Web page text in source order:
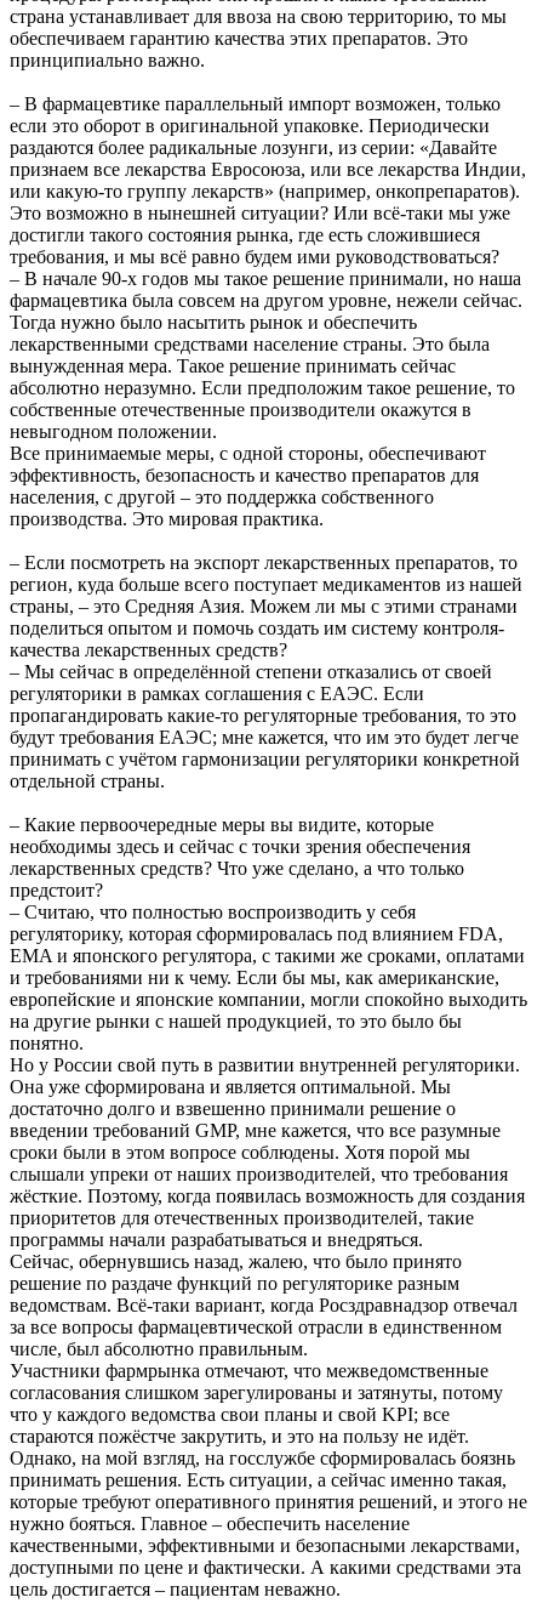
страна устанавливает для ввоза на свою территорию, то мы
обеспечиваем гарантию качества этих препаратов. Это
принципиально важно.
– В фармацевтике параллельный импорт возможен, только
если это оборот в оригинальной упаковке. Периодически
раздаются более радикальные лозунги, из серии: «Давайте
признаем все лекарства Евросоюза, или все лекарства Индии,
или какую-то группу лекарств» (например, онкопрепаратов).
Это возможно в нынешней ситуации? Или всё-таки мы уже
достигли такого состояния рынка, где есть сложившиеся
требования, и мы всё равно будем ими руководствоваться?
– В начале 90-х годов мы такое решение принимали, но наша
фармацевтика была совсем на другом уровне, нежели сейчас.
Тогда нужно было насытить рынок и обеспечить
лекарственными средствами население страны. Это была
вынужденная мера. Такое решение принимать сейчас
абсолютно неразумно. Если предположим такое решение, то
собственные отечественные производители окажутся в
невыгодном положении.
Все принимаемые меры, с одной стороны, обеспечивают
эффективность, безопасность и качество препаратов для
населения, с другой – это поддержка собственного
производства. Это мировая практика.
– Если посмотреть на экспорт лекарственных препаратов, то
регион, куда больше всего поступает медикаментов из нашей
страны, – это Средняя Азия. Можем ли мы с этими странами
поделиться опытом и помочь создать им систему контроля-
качества лекарственных средств?
– Мы сейчас в определённой степени отказались от своей
регуляторики в рамках соглашения с ЕАЭС. Если
пропагандировать какие-то регуляторные требования, то это
будут требования ЕАЭС; мне кажется, что им это будет легче
принимать с учётом гармонизации регуляторики конкретной
отдельной страны.
– Какие первоочередные меры вы видите, которые
необходимы здесь и сейчас с точки зрения обеспечения
лекарственных средств? Что уже сделано, а что только
предстоит?
– Считаю, что полностью воспроизводить у себя
регуляторику, которая сформировалась под влиянием FDA,
EMA и японского регулятора, с такими же сроками, оплатами
и требованиями ни к чему. Если бы мы, как американские,
европейские и японские компании, могли спокойно выходить
на другие рынки с нашей продукцией, то это было бы
понятно.
Но у России свой путь в развитии внутренней регуляторики.
Она уже сформирована и является оптимальной. Мы
достаточно долго и взвешенно принимали решение о
введении требований GMP, мне кажется, что все разумные
сроки были в этом вопросе соблюдены. Хотя порой мы
слышали упреки от наших производителей, что требования
жёсткие. Поэтому, когда появилась возможность для создания
приоритетов для отечественных производителей, такие
программы начали разрабатываться и внедряться.
Сейчас, обернувшись назад, жалею, что было принято
решение по раздаче функций по регуляторике разным
ведомствам. Всё-таки вариант, когда Росздравнадзор отвечал
за все вопросы фармацевтической отрасли в единственном
числе, был абсолютно правильным.
Участники фармрынка отмечают, что межведомственные
согласования слишком зарегулированы и затянуты, потому
что у каждого ведомства свои планы и свой KPI; все
стараются пожёстче закрутить, и это на пользу не идёт.
Однако, на мой взгляд, на госслужбе сформировалась боязнь
принимать решения. Есть ситуации, а сейчас именно такая,
которые требуют оперативного принятия решений, и этого не
нужно бояться. Главное – обеспечить население
качественными, эффективными и безопасными лекарствами,
доступными по цене и фактически. А какими средствами эта
цель достигается – пациентам неважно.